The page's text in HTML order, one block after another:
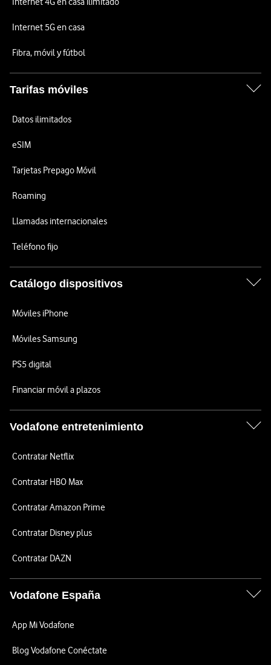
Internet 5G en casa
Fibra, móvil y fútbol
Tarifas móviles
Datos ilimitados
eSIM
Tarjetas Prepago Móvil
Roaming
Llamadas internacionales
Teléfono fijo
Catálogo dispositivos
Móviles iPhone
Móviles Samsung
PS5 digital
Financiar móvil a plazos
Vodafone entretenimiento
Contratar Netflix
Contratar HBO Max
Contratar Amazon Prime
Contratar Disney plus
Contratar DAZN
Vodafone España
App Mi Vodafone
Blog Vodafone Conéctate